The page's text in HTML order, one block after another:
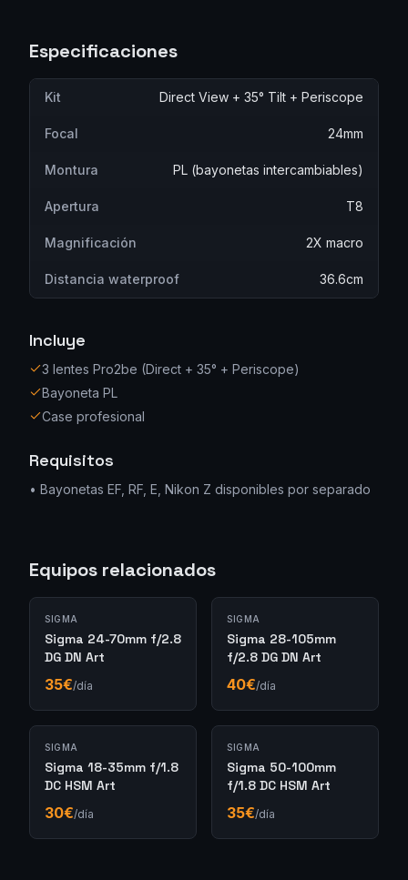
Especificaciones
Kit Direct View + 35° Tilt + Periscope
Focal 24mm
Montura PL (bayonetas intercambiables)
Apertura T8
Magnificación 2X macro
Distancia waterproof 36.6cm
Incluye
3 lentes Pro2be (Direct + 35° + Periscope)
Bayoneta PL
Case profesional
Requisitos
• Bayonetas EF, RF, E, Nikon Z disponibles por separado
Equipos relacionados
SIGMA
Sigma 24-70mm f/2.8
DG DN Art
35€/día
SIGMA
Sigma 28-105mm
f/2.8 DG DN Art
40€/día
SIGMA
Sigma 18-35mm f/1.8
DC HSM Art
30€/día
SIGMA
Sigma 50-100mm
f/1.8 DC HSM Art
35€/día